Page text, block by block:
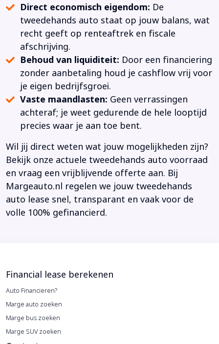
Direct economisch eigendom: De
tweedehands auto staat op jouw balans, wat
recht geeft op renteaftrek en fiscale
afschrijving.
Behoud van liquiditeit: Door een financiering
zonder aanbetaling houd je cashflow vrij voor
je eigen bedrijfsgroei.
Vaste maandlasten: Geen verrassingen
achteraf; je weet gedurende de hele looptijd
precies waar je aan toe bent.
Wil jij direct weten wat jouw mogelijkheden zijn?
Bekijk onze actuele tweedehands auto voorraad
en vraag een vrijblijvende offerte aan. Bij
Margeauto.nl regelen we jouw tweedehands
auto lease snel, transparant en vaak voor de
volle 100% gefinancierd.
Financial lease berekenen
Auto Financieren?
Marge auto zoeken
Marge bus zoeken
Marge SUV zoeken